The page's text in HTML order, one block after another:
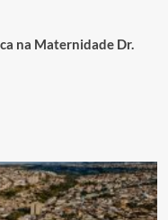
na Maternidade Dr.